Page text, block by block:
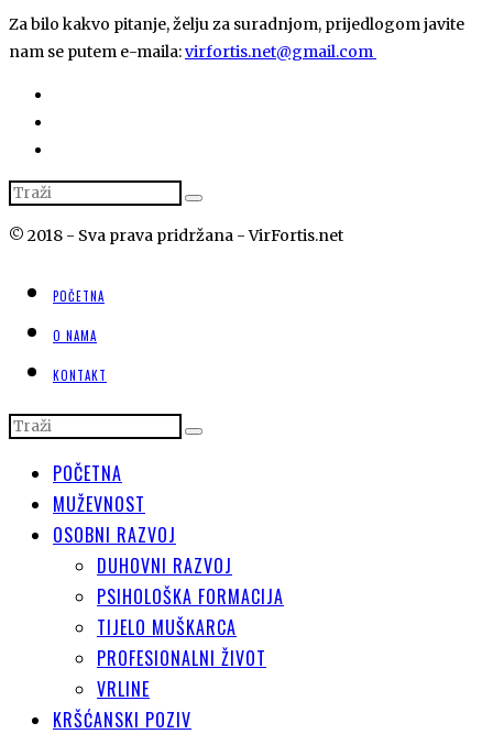
Za bilo kakvo pitanje, želju za suradnjom, prijedlogom javite
nam se putem e-maila:virfortis.net@gmail.com
© 2018 - Sva prava pridržana - VirFortis.net
POČETNA
O NAMA
KONTAKT
POČETNA
MUŽEVNOST
OSOBNI RAZVOJ
DUHOVNI RAZVOJ
PSIHOLOŠKA FORMACIJA
TIJELO MUŠKARCA
PROFESIONALNI ŽIVOT
VRLINE
KRŠĆANSKI POZIV